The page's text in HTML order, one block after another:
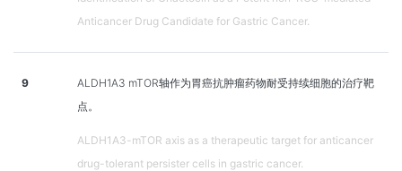
Anticancer Drug Candidate for Gastric Cancer.
9
ALDH1A3 mTOR轴作为胃癌抗肿瘤药物耐受持续细胞的治疗靶
点。
ALDH1A3-mTOR axis as a therapeutic target for anticancer
drug-tolerant persister cells in gastric cancer.